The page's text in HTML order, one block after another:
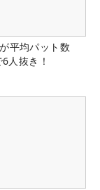
平均パット数
6人抜き！